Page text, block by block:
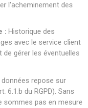
l'acheminement des
: Historique des
avec le service client
de gérer les éventuelles
repose sur
6.1.b du RGPD). Sans
sommes pas en mesure